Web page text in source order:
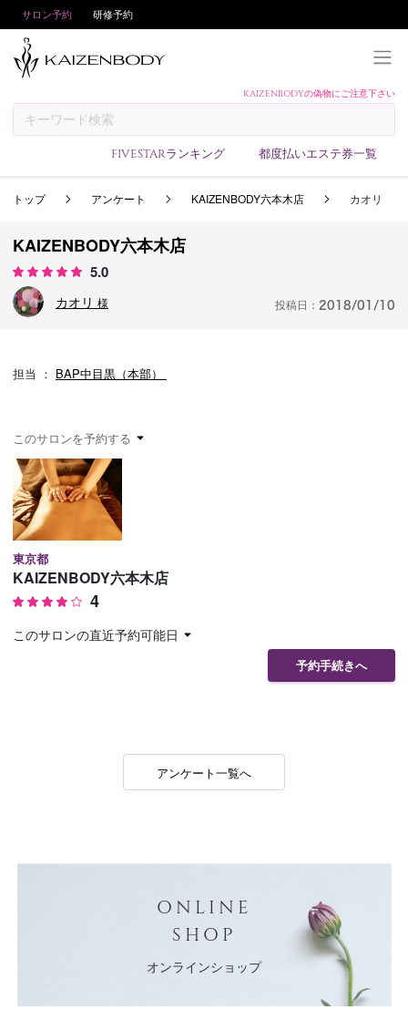
サロン予約 研修予約
KAIZENBODYの偽物にご注意下さい
FIVESTARランキング 都度払いエステ券一覧
予約方法
サロンランキング
技術者ランキング
予約確認
トップ アンケート KAIZENBODY六本木店 カオリ
KAIZENBODY六本木店
5.0
カオリ 様 投稿日： 2018/01/10
担当 ： BAP中目黒（本部）
このサロンを予約する
東京都
KAIZENBODY六本木店
4
このサロンの直近予約可能日
予約手続きへ
アンケート一覧へ
ONLINE
SHOP
オンラインショップ